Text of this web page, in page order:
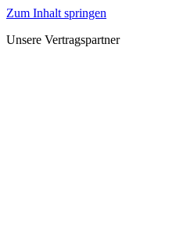
Zum Inhalt springen
Unsere Vertragspartner